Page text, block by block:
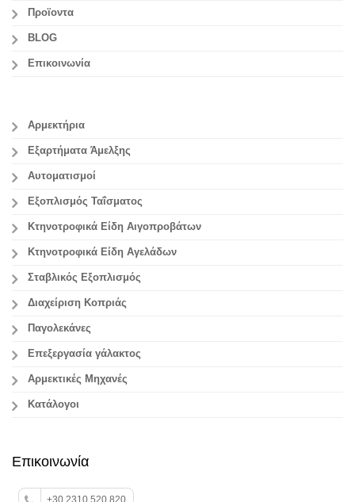
Προϊοντα
BLOG
Επικοινωνία
Αρμεκτήρια
Εξαρτήματα Άμελξης
Αυτοματισμοί
Εξοπλισμός Ταΐσματος
Κτηνοτροφικά Είδη Αιγοπροβάτων
Κτηνοτροφικά Είδη Αγελάδων
Σταβλικός Εξοπλισμός
Διαχείριση Κοπριάς
Παγολεκάνες
Επεξεργασία γάλακτος
Aρμεκτικές Μηχανές
Κατάλογοι
Επικοινωνία
+30 2310 520 820